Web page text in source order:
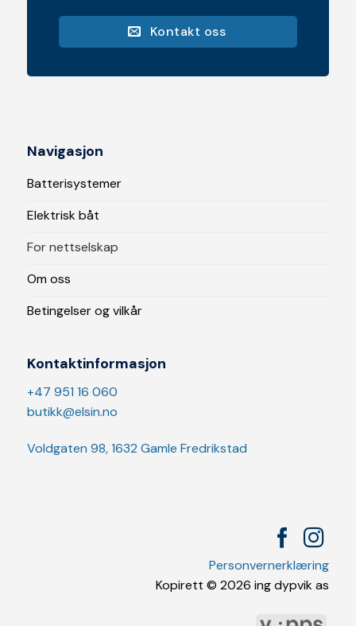
Kontakt oss
Kontaktinformasjon
+47 951 16 060
butikk@elsin.no
Voldgaten 98, 1632 Gamle Fredrikstad
Navigasjon
Batterisystemer
Elektrisk båt
For nettselskap
Om oss
Betingelser og vilkår
Personvernerklæring
Kopirett © 2026 ing dypvik as